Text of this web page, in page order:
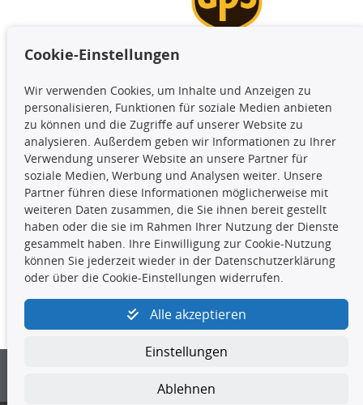
Die hier angezeigten Daten,
insbesondere die gesamte Datenbank,
dürfen nicht kopiert werden. Es ist zu
unterlassen, die Daten oder die gesamte Datenbank ohne
vorherige Zustimmung TecDocs zu vervielfältigen, zu
verbreiten und/oder diese Handlungen durch Dritte ausführen
zu lassen. Ein Zuwiderhandeln stellt eine
Urheberrechtsverletzung dar und wird verfolgt.
Kontakt
kundenservice@4yourcar.de
Cookie-Einstellungen
Wir verwenden Cookies, um Inhalte und Anzeigen zu
personalisieren, Funktionen für soziale Medien anbieten
zu können und die Zugriffe auf unserer Website zu
analysieren. Außerdem geben wir Informationen zu Ihrer
Verwendung unserer Website an unsere Partner für
soziale Medien, Werbung und Analysen weiter. Unsere
Partner führen diese Informationen möglicherweise mit
weiteren Daten zusammen, die Sie ihnen bereit gestellt
haben oder die sie im Rahmen Ihrer Nutzung der Dienste
gesammelt haben. Ihre Einwilligung zur Cookie-Nutzung
können Sie jederzeit wieder in der Datenschutzerklärung
oder über die Cookie-Einstellungen widerrufen.
Alle akzeptieren
Einstellungen
Ablehnen